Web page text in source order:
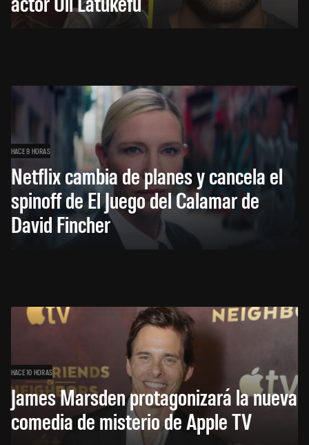
HACE 9 HORAS
Netflix cambia de planes y cancela el
spinoff de El Juego del Calamar de
David Fincher
HACE 10 HORAS
James Marsden protagonizará la nueva
comedia de misterio de Apple TV